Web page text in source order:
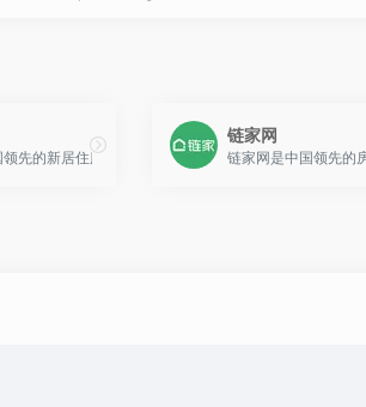
新房、二手房、租房、装修、土地、房价数据等全
领先的新居住服务平台，聚合链家、德佑等众多房产品
链家网
链家网是中国领先的